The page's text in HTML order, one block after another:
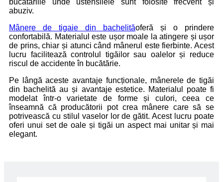
abuziv.
Mânere de tigaie din bachelităoferă și o prindere
confortabilă. Materialul este ușor moale la atingere și ușor
de prins, chiar și atunci când mânerul este fierbinte. Acest
lucru facilitează controlul tigăilor sau oalelor și reduce
riscul de accidente în bucătărie.
Pe lângă aceste avantaje funcționale, mânerele de tigăi
din bachelită au și avantaje estetice. Materialul poate fi
modelat într-o varietate de forme și culori, ceea ce
înseamnă că producătorii pot crea mânere care să se
potrivească cu stilul vaselor lor de gătit. Acest lucru poate
oferi unui set de oale și tigăi un aspect mai unitar și mai
elegant.